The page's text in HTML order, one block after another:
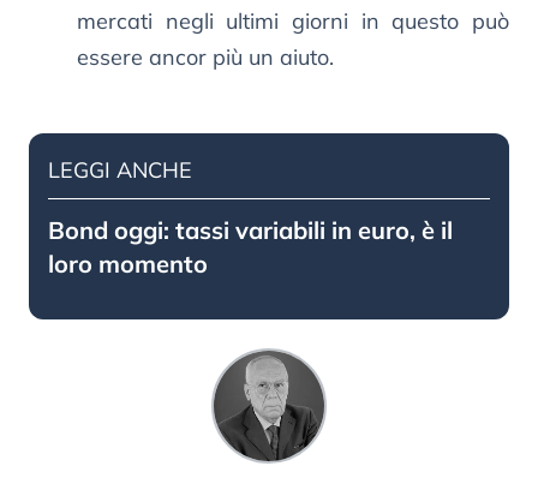
mercati negli ultimi giorni in questo può
essere ancor più un aiuto.
LEGGI ANCHE
Bond oggi: tassi variabili in euro, è il
loro momento